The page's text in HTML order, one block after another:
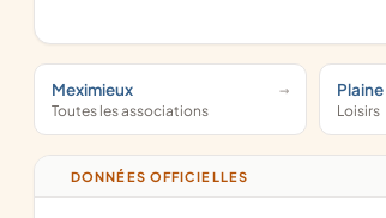
Meximieux
Toutes les associations Loisirs
DONNÉES OFFICIELLES